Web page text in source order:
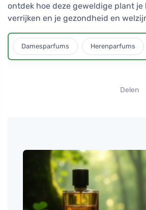
ontdek hoe deze geweldige plant je
verrijken en je gezondheid en
Damesparfums Herenparfums
Delen